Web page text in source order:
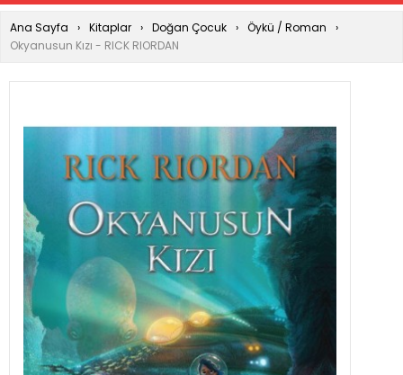
Ana Sayfa Kitaplar Doğan Çocuk
Öykü / Roman
Okyanusun Kızı - RICK RIORDAN